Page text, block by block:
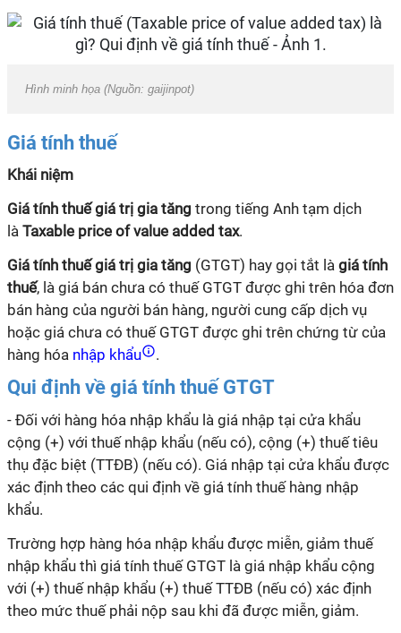
Hình minh họa (Nguồn: gaijinpot)
Giá tính thuế
Khái niệm
Giá tính thuế giá trị gia tăng trong tiếng Anh tạm dịch
là Taxable price of value added tax.
Giá tính thuế giá trị gia tăng (GTGT) hay gọi tắt là giá tính
thuế, là giá bán chưa có thuế GTGT được ghi trên hóa đơn
bán hàng của người bán hàng, người cung cấp dịch vụ
hoặc giá chưa có thuế GTGT được ghi trên chứng từ của
hàng hóa nhập khẩu .
Qui định về giá tính thuế GTGT
- Đối với hàng hóa nhập khẩu là giá nhập tại cửa khẩu
cộng (+) với thuế nhập khẩu (nếu có), cộng (+) thuế tiêu
thụ đặc biệt (TTĐB) (nếu có). Giá nhập tại cửa khẩu được
xác định theo các qui định về giá tính thuế hàng nhập
khẩu.
Trường hợp hàng hóa nhập khẩu được miễn, giảm thuế
nhập khẩu thì giá tính thuế GTGT là giá nhập khẩu cộng
với (+) thuế nhập khẩu (+) thuế TTĐB (nếu có) xác định
theo mức thuế phải nộp sau khi đã được miễn, giảm.